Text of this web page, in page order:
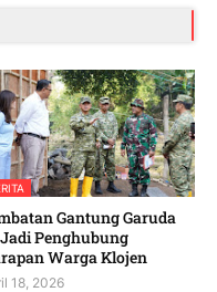
Gantung Garuda
Penghubung
Warga Klojen
18, 2026